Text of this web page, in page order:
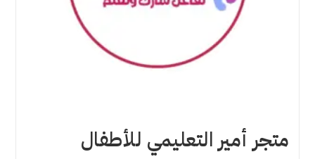
متجر أمير التعليمي للأطفال